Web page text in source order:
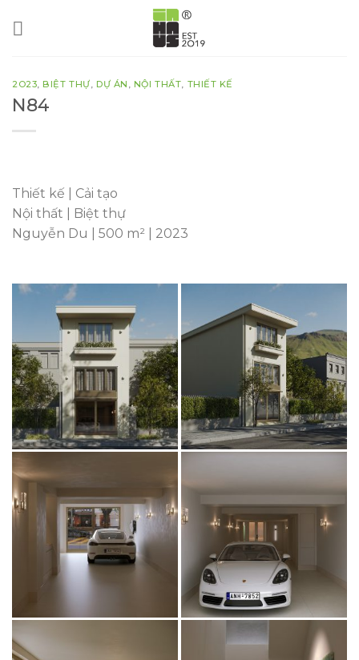
2O23,BIỆT THỰ, DỰ ÁN , NỘI THẤT, THIẾT KẾ
N84
Thiết kế | Cải tạo
Nội thất | Biệt thự
Nguyễn Du | 500 m² | 2023